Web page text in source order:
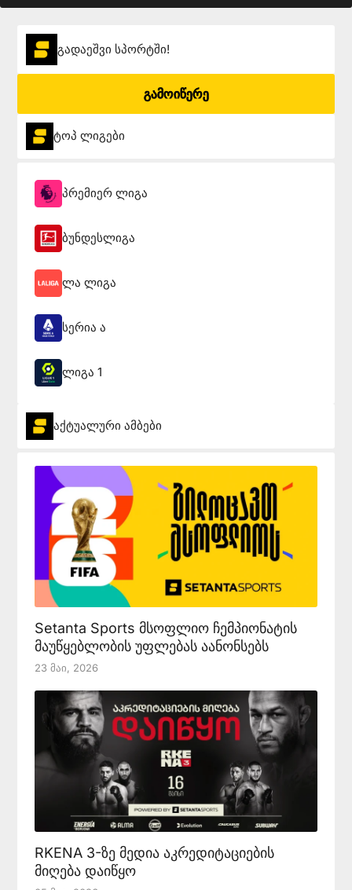
გადაეშვი სპორტში!
გამოიწერე
ტოპ ლიგები
პრემიერ ლიგა
ბუნდესლიგა
ლა ლიგა
სერია ა
ლიგა 1
აქტუალური ამბები
Setanta Sports მსოფლიო ჩემპიონატის
მაუწყებლობის უფლებას აანონსებს
23 Მაი, 2026
RKENA 3-ზე მედია აკრედიტაციების
მიღება დაიწყო